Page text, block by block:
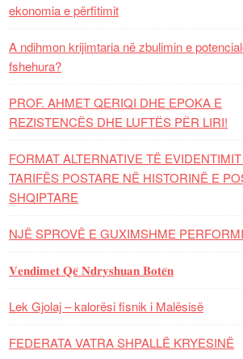
ekonomia e përfitimit
A ndihmon krijimtaria në zbulimin e
fshehura?
PROF. AHMET QERIQI DHE EPOKA E
REZISTENCЁS DHE LUFTЁS PЁR LIRI!
FORMAT ALTERNATIVE TË
TARIFËS POSTARE NË HISTORINË E
SHQIPTARE
NJË SPROVË E GUXIMSHME
𝐕𝐞𝐧𝐝𝐢𝐦𝐞𝐭 𝐐𝐞̈ 𝐍𝐝𝐫𝐲𝐬𝐡𝐮𝐚𝐧 𝐁𝐨𝐭𝐞̈𝐧
Lek Gjolaj – kalorësi fisnik i Malësisë
FEDERATA VATRA SHPALLË KRYESINË